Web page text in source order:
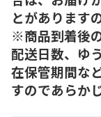
とがあります
※商品到着後
配送日数、ゆ
在保管期間な
すのであらか